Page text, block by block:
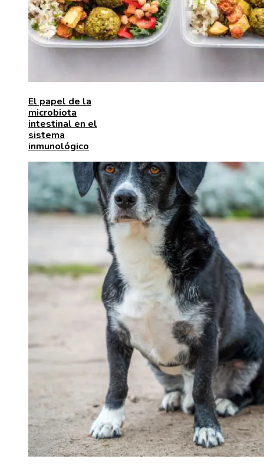
El papel de la
microbiota
intestinal en el
sistema
inmunológico